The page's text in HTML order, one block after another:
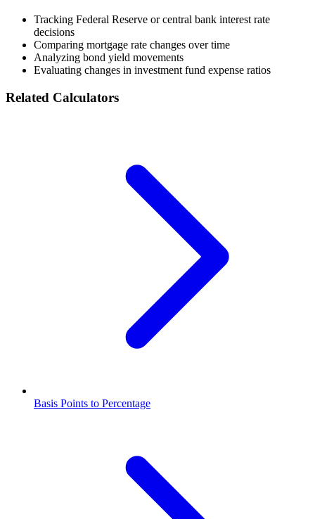
Tracking Federal Reserve or central bank interest rate
decisions
Comparing mortgage rate changes over time
Analyzing bond yield movements
Evaluating changes in investment fund expense ratios
Related Calculators
Basis Points to Percentage